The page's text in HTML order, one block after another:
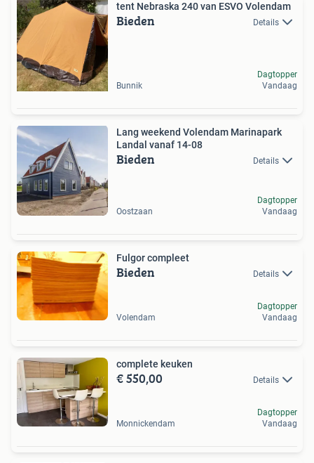
tent Nebraska 240 van ESVO Volendam
Bieden Details
Bunnik
Dagtopper
Vandaag
Lang weekend Volendam Marinapark
Landal vanaf 14-08
Bieden Details
Oostzaan
Dagtopper
Vandaag
Fulgor compleet
Bieden Details
Volendam
Dagtopper
Vandaag
complete keuken
€ 550,00 Details
Monnickendam
Dagtopper
Vandaag